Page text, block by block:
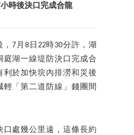
時後決口完成合龍
，7月8日22時30分許，湖
庭湖一線堤防決口完成合
利於加快垸內排澇和災後
輕「第二道防線」錢團間
口處幾公里遠，這條長約